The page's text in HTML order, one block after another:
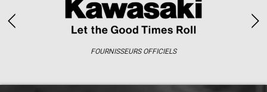
accéder à la billetterie
FOURNISSEURS OFFICIELS